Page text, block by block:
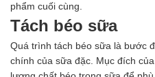
phẩm cuối cùng.
Tách béo sữa
Quá trình tách béo sữa là bước
chính của sữa đặc. Mục đích